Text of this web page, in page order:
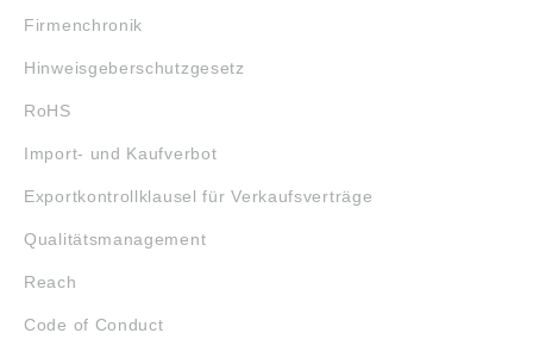
Firmenchronik
Hinweisgeberschutzgesetz
RoHS
Import- und Kaufverbot
Exportkontrollklausel für Verkaufsverträge
Qualitätsmanagement
Reach
Code of Conduct